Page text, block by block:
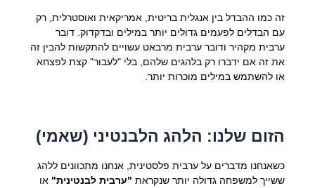
זה כמו ההבדל בין אנגלית בריטית, אמריקאית ואוסטרלית, רק
עם הבדלים לפעמים גדולים יותר במילים ובדקדוק. דובר
ערבית מקהיר ודובר ערבית מרבאט עשויים להתקשות להבין זה
את זה אם ידברו רק בלהגים שלהם, בלי "לעבור" קצת לפצחא
או להשתמש במילים מוכרות יותר.
הזום שלנו: הלהג הלבנטיני (שאמי)
כשאנחנו מדברים על ערבית פלסטינית, אנחנו מתכוונים ללהג
ששייך למשפחה גדולה יותר שנקראת "ערבית לבנטינית" או